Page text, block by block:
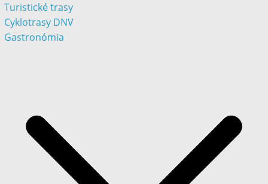
Turistické trasy
Cyklotrasy DNV
Gastronómia